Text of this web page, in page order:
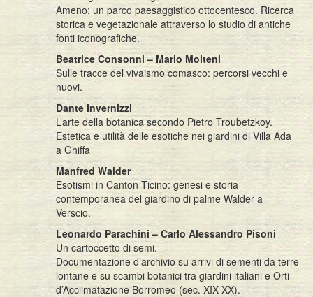
Ameno: un parco paesaggistico ottocentesco. Ricerca
storica e vegetazionale attraverso lo studio di antiche
fonti iconografiche.
Beatrice Consonni – Mario Molteni
Sulle tracce del vivaismo comasco: percorsi vecchi e
nuovi.
Dante Invernizzi
L’arte della botanica secondo Pietro Troubetzkoy.
Estetica e utilità delle esotiche nei giardini di Villa Ada
a Ghiffa
Manfred Walder
Esotismi in Canton Ticino: genesi e storia
contemporanea del giardino di palme Walder a
Verscio.
Leonardo Parachini – Carlo Alessandro Pisoni
Un cartoccetto di semi.
Documentazione d’archivio su arrivi di sementi da terre
lontane e su scambi botanici tra giardini italiani e Orti
d’Acclimatazione Borromeo (sec. XIX-XX).